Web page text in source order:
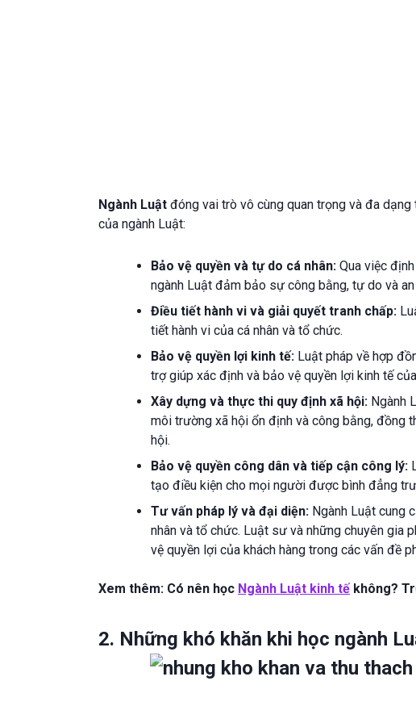
Ngành Luật đóng vai trò vô cùng quan trọng và đa
của ngành Luật:
Bảo vệ quyền và tự do cá nhân: Qua việc
ngành Luật đảm bảo sự công bằng, tự do và
Điều tiết hành vi và giải quyết tranh chấp:
tiết hành vi của cá nhân và tổ chức.
Bảo vệ quyền lợi kinh tế: Luật pháp về hợp
trợ giúp xác định và bảo vệ quyền lợi kinh tế
Xây dựng và thực thi quy định xã hội: Ngành
môi trường xã hội ổn định và công bằng, đồng
hội.
Bảo vệ quyền công dân và tiếp cận công lý:
tạo điều kiện cho mọi người được bình đẳng
Tư vấn pháp lý và đại diện: Ngành Luật cung
nhân và tổ chức. Luật sư và những chuyên gia
vệ quyền lợi của khách hàng trong các vấn đề
Xem thêm: Có nên học Ngành Luật kinh tế không?
2. Những khó khăn khi học ngành